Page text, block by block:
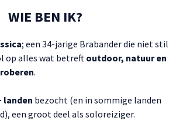
WIE BEN IK?
; een 34-jarige Brabander die niet stil
op alles wat betreft outdoor, natuur en
.
landen bezocht (en in sommige landen
een groot deel als soloreiziger.